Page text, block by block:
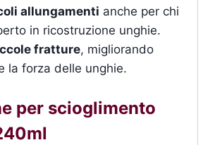
allungamenti anche per chi
in ricostruzione unghie.
fratture, migliorando
la forza delle unghie.
per scioglimento